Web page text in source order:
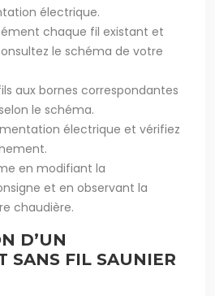
électrique.
chaque fil existant et
le schéma de votre
aux bornes correspondantes
le schéma.
électrique et vérifiez
en modifiant la
et en observant la
chaudière.
D’UN
SANS FIL SAUNIER